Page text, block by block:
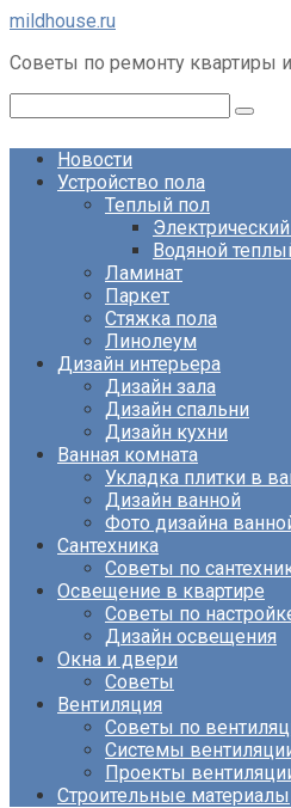
Перейти
контенту
mildhouse.ru
Советы по ремонту квартиры
Новости
Устройство пола
Теплый пол
Водяной
Ламинат
Паркет
Стяжка пола
Линолеум
Дизайн интерьера
Дизайн зала
Дизайн спальни
Дизайн кухни
Ванная комната
Укладка плитки в
Дизайн ванной
Фото дизайна
Сантехника
Советы по
Освещение в квартире
Советы по
Дизайн освещения
Окна и двери
Советы
Вентиляция
Советы по
Системы
Проекты
Строительные материалы